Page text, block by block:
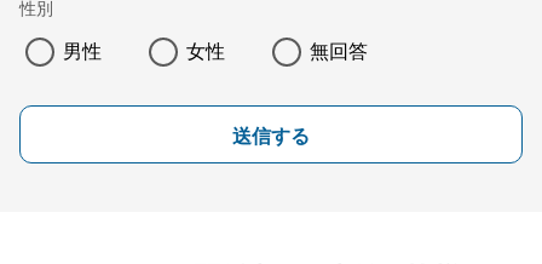
性別
男性 女性 無回答
送信する